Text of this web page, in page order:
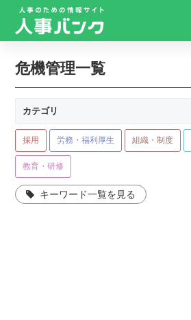
危機管理一覧
カテゴリ
採用 労務・福利厚生 組織・制度
教育・研修
キーワード一覧を見る